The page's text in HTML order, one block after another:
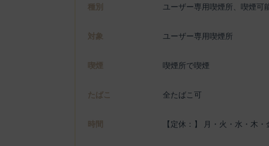
種別 ユーザー専用喫煙所、喫煙可
対象 ユーザー専用喫煙所
喫煙 喫煙所で喫煙
たばこ 全たばこ可
時間 【定休：】 月・火・水・木